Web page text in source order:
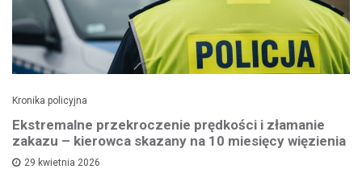
Kronika policyjna
Ekstremalne przekroczenie prędkości i złamanie
zakazu – kierowca skazany na 10 miesięcy więzienia
29 kwietnia 2026